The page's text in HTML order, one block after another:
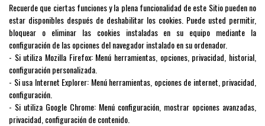
Recuerde que ciertas funciones y la plena funcionalidad de este Sitio pueden no
estar disponibles después de deshabilitar los cookies. Puede usted permitir,
bloquear o eliminar las cookies instaladas en su equipo mediante la
configuración de las opciones del navegador instalado en su ordenador.
- Si utiliza Mozilla Firefox: Menú herramientas, opciones, privacidad, historial,
configuración personalizada.
- Si usa Internet Explorer: Menú herramientas, opciones de internet, privacidad,
configuración.
- Si utiliza Google Chrome: Menú configuración, mostrar opciones avanzadas,
privacidad, configuración de contenido.